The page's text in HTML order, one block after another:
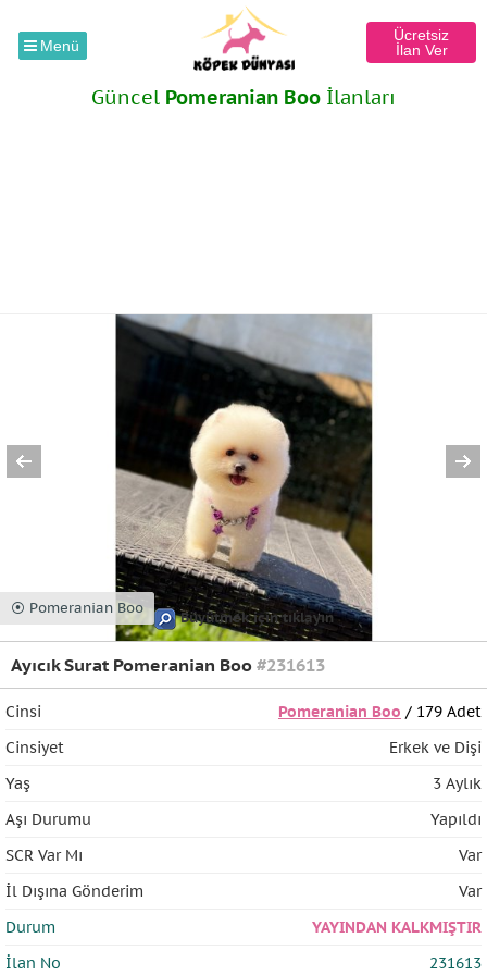
Menü
Ücretsiz
İlan Ver
Güncel Pomeranian Boo İlanları
⦿ Pomeranian Boo
Büyütmek için tıklayın
Ayıcık Surat Pomeranian Boo #231613
Cinsi Pomeranian Boo / 179 Adet
Cinsiyet
Erkek ve Dişi
Yaş
3 Aylık
Aşı Durumu
Yapıldı
SCR Var Mı
Var
İl Dışına Gönderim
Var
Durum
YAYINDAN KALKMIŞTIR
İlan No
231613